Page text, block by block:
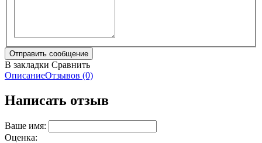
В закладки Сравнить
ОписаниеОтзывов (0)
Написать отзыв
Ваше имя:
Оценка: